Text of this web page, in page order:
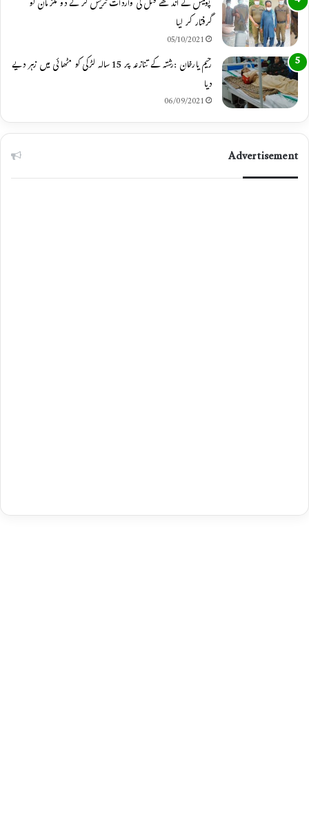
گرفتار کر لیا
05/10/2021
رحیم یارخان :رشتہ کے تنازعہ پر 15 سالہ لڑکی کو مٹھائی میں زہر دیے
دیا
06/09/2021
Advertisement